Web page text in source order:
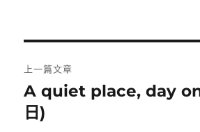
章
導
上一篇文章
上
一
A quiet place, day
日)